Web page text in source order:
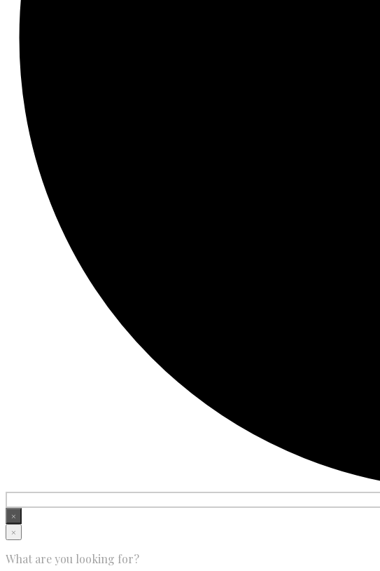
×
×
What are you looking for?